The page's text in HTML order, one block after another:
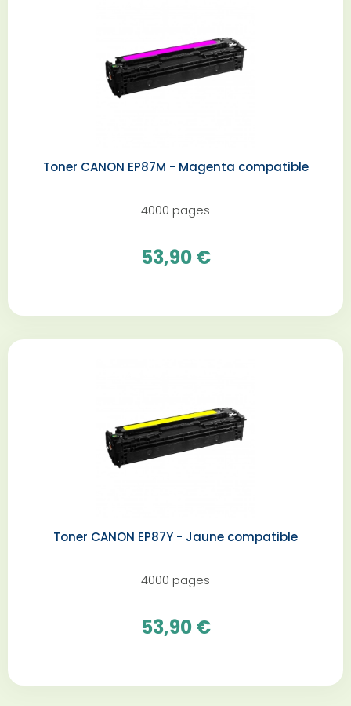
Toner CANON EP87M - Magenta compatible
4000 pages
53,90 €
Toner CANON EP87Y - Jaune compatible
4000 pages
53,90 €